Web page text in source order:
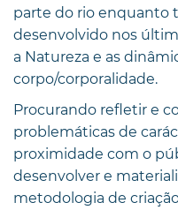
parte do rio enquanto
desenvolvido nos
a Natureza e as
corpo/corporalidade.
Procurando refletir e
problemáticas de
proximidade com o
desenvolver e
metodologia de